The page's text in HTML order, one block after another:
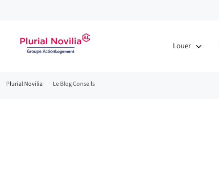
Louer
Fil
Plurial Novilia Le Blog Conseils